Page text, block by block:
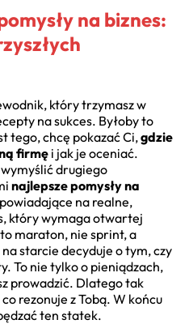
na biznes:
który trzymasz w
na sukces. Byłoby to
tego, chcę pokazać Ci,gdzie
firmę i jak je oceniać.
drugiego
najlepsze pomysły na
na realne,
który wymaga otwartej
maraton, nie sprint, a
starcie decyduje o tym, czy
To nie tylko o pieniądzach,
prowadzić. Dlatego tak
rezonuje z Tobą. W końcu
ten statek.